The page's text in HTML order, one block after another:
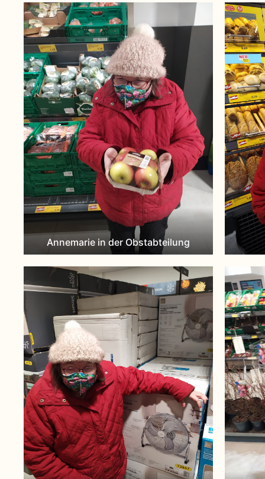
Annemarie in der Obstabteilung